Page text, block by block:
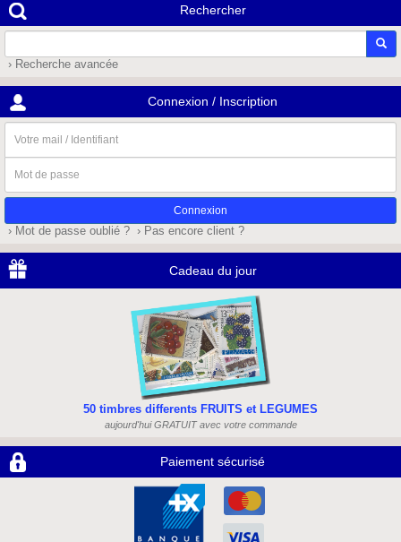
Rechercher
› Recherche avancée
Connexion / Inscription
mail
/
Identifiant
de
passe
› Mot de passe oublié ? › Pas encore client ?
Cadeau du jour
50 timbres differents FRUITS et LEGUMES
aujourd'hui GRATUIT avec votre commande
Paiement sécurisé